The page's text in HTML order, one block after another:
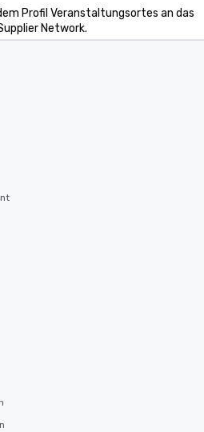
Profil Veranstaltungsortes an das
Network.